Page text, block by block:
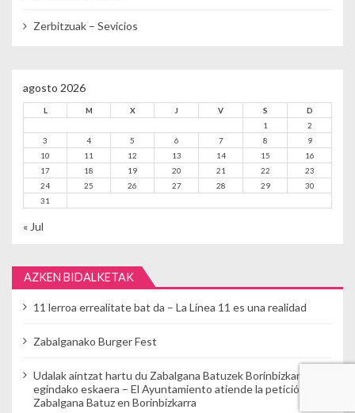
Zerbitzuak – Sevicios
agosto 2026
L M X J V S
D
1
2
3
4 5 6 7 8
9
10
11 12 13 14 15
16
17
18 19 20 21 22
23
24
25 26 27 28 29
30
31
« Jul
AZKEN BIDALKETAK
11 lerroa errealitate bat da – La Línea 11 es una realidad
Zabalganako Burger Fest
Udalak aintzat hartu du Zabalgana Batuzek Borinbizkarran
egindako eskaera – El Ayuntamiento atiende la petición de
Zabalgana Batuz en Borinbizkarra